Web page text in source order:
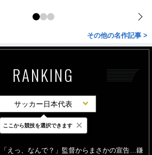
その他の名作記事 >
RANKING
サッカー日本代表
最新 24時間 週間
「えっ、なんで？」監督からまさかの宣告…鎌
ここから競技を選択できます ×